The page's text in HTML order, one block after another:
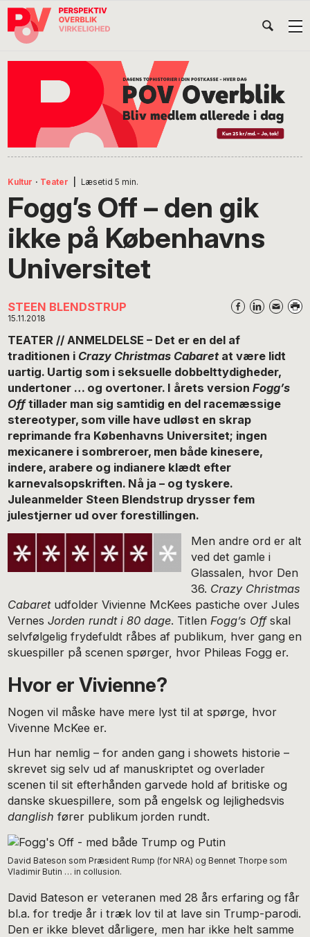
Gå
direkte
Skip
indhold
Gå
direkte
Kultur · Teater Læsetid 5 min.
Fogg’s Off – den gik
ikke på Københavns
Universitet
STEEN BLENDSTRUP
15.11.2018
TEATER // ANMELDELSE – Det er en del af
traditionen i Crazy Christmas Cabaretat være lidt
uartig. Uartig som i seksuelle dobbelttydigheder,
undertoner … og overtoner. I årets versionFogg’s
Offtillader man sig samtidig en del racemæssige
stereotyper, som ville have udløst en skrap
reprimande fra Københavns Universitet; ingen
mexicanere i sombreroer, men både kinesere,
indere, arabere og indianere klædt efter
karnevalsopskriften. Nå ja – og tyskere.
Juleanmelder Steen Blendstrup drysser fem
julestjerner ud over forestillingen.
Men andre ord er alt
ved det gamle i
Glassalen, hvor Den
36. Crazy Christmas
Cabaretudfolder Vivienne McKees pastiche over Jules
VernesJorden rundt i 80 dage. Titlen Fogg’s Offskal
selvfølgelig frydefuldt råbes af publikum, hver gang en
skuespiller på scenen spørger, hvor Phileas Fogg er.
Hvor er Vivienne?
Nogen vil måske have mere lyst til at spørge, hvor
Vivenne McKee er.
Hun har nemlig – for anden gang i showets historie –
skrevet sig selv ud af manuskriptet og overlader
scenen til sit efterhånden garvede hold af britiske og
danske skuespillere, som på engelsk og lejlighedsvis
danglish fører publikum jorden rundt.
David Bateson som Præsident Rump (for NRA) og Bennet Thorpe som
Vladimir Butin … in collusion.
David Bateson er veteranen med 28 års erfaring og får
bl.a. for tredje år i træk lov til at lave sin Trump-parodi.
Den er ikke blevet dårligere, men har ikke helt samme